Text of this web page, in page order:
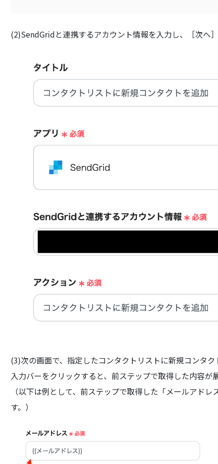
(2)SendGridと連携するアカウント情報を入力し、［次へ
(3)次の画面で、指定したコンタクトリストに新規コンタ
入力バーをクリックすると、前ステップで取得した内容
（以下は例として、前ステップで取得した「メールアド
す。）